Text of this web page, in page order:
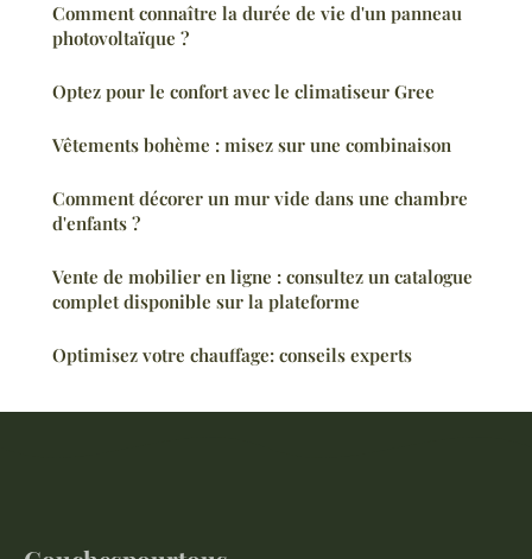
Comment connaître la durée de vie d'un panneau
photovoltaïque ?
Optez pour le confort avec le climatiseur Gree
Vêtements bohème : misez sur une combinaison
Comment décorer un mur vide dans une chambre
d'enfants ?
Vente de mobilier en ligne : consultez un catalogue
complet disponible sur la plateforme
Optimisez votre chauffage: conseils experts